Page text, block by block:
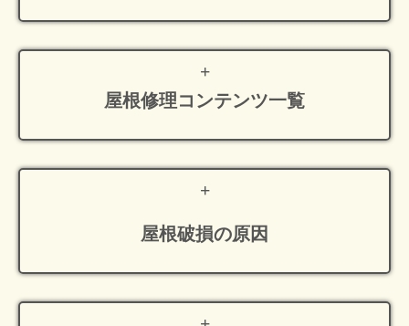
屋根修理コンテンツ一覧
屋根破損の原因